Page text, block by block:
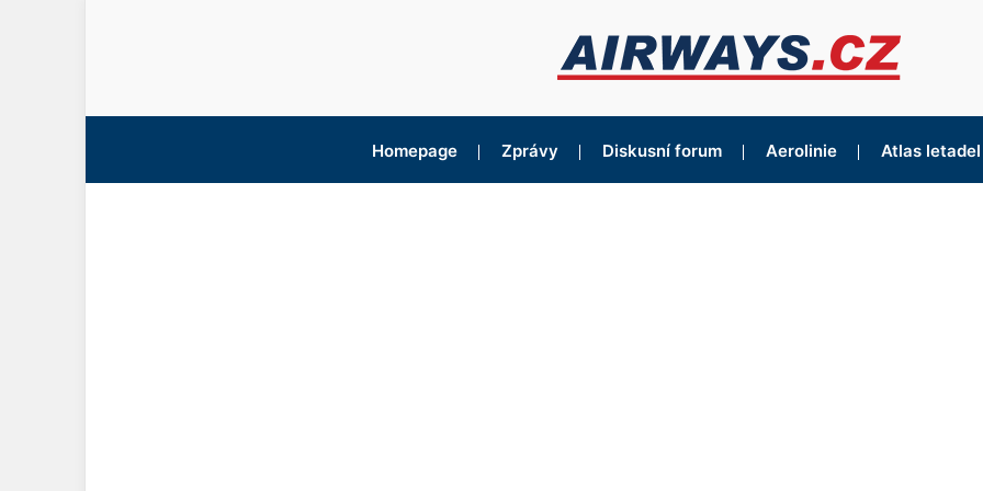
Homepage Zprávy Diskusní forum Aerolinie Atlas letadel